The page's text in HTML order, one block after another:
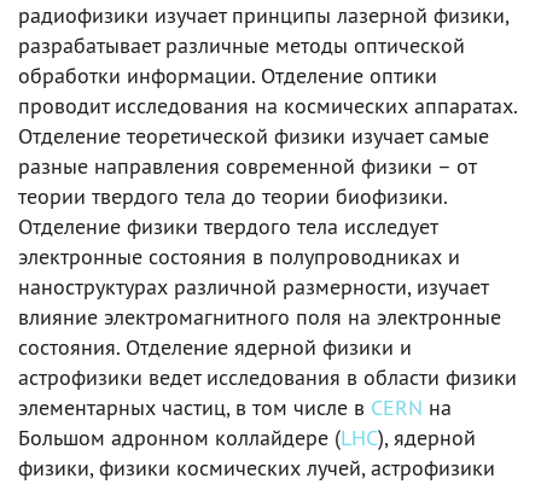
радиофизики изучает принципы лазерной физики,
разрабатывает различные методы оптической
обработки информации. Отделение оптики
проводит исследования на космических аппаратах.
Отделение теоретической физики изучает самые
разные направления современной физики – от
теории твердого тела до теории биофизики.
Отделение физики твердого тела исследует
электронные состояния в полупроводниках и
наноструктурах различной размерности, изучает
влияние электромагнитного поля на электронные
состояния. Отделение ядерной физики и
астрофизики ведет исследования в области физики
элементарных частиц, в том числе в CERN на
Большом адронном коллайдере (LHC), ядерной
физики, физики космических лучей, астрофизики